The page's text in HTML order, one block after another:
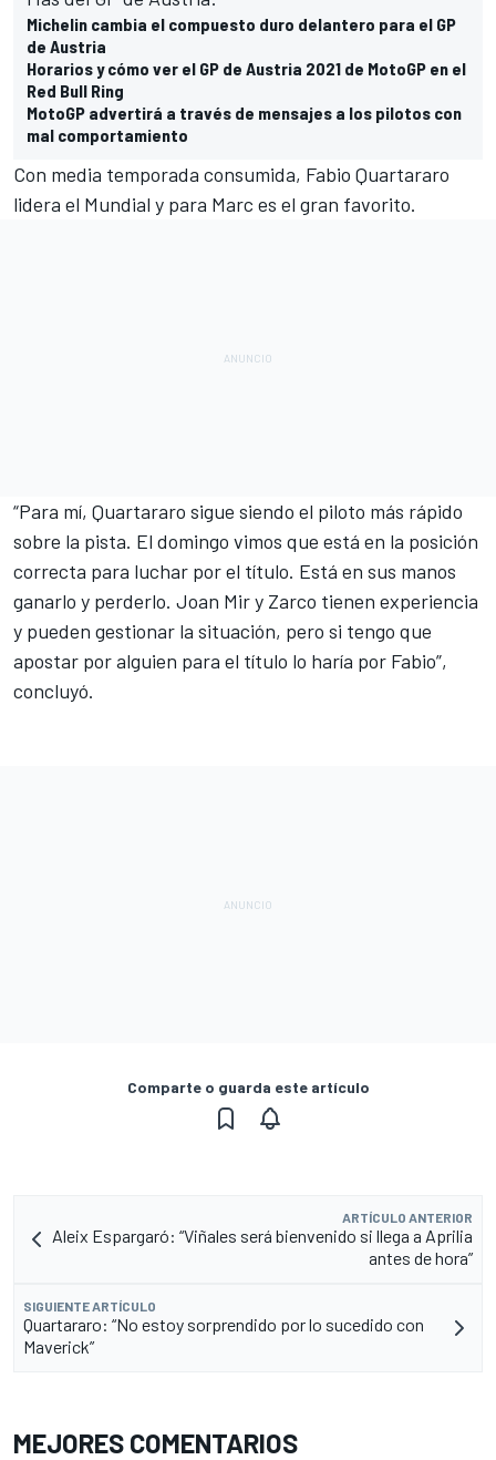
Michelin cambia el compuesto duro delantero para el GP
de Austria
Horarios y cómo ver el GP de Austria 2021 de MotoGP en el
Red Bull Ring
MotoGP advertirá a través de mensajes a los pilotos con
mal comportamiento
Con media temporada consumida, Fabio Quartararo
lidera el Mundial y para Marc es el gran favorito.
“Para mí, Quartararo sigue siendo el piloto más rápido
sobre la pista. El domingo vimos que está en la posición
correcta para luchar por el título. Está en sus manos
ganarlo y perderlo. Joan Miry Zarco tienen experiencia
y pueden gestionar la situación, pero si tengo que
apostar por alguien para el título lo haría por Fabio”,
concluyó.
Comparte o guarda este artículo
ARTÍCULO ANTERIOR
Aleix Espargaró: “Viñales será bienvenido si llega a Aprilia
antes de hora”
SIGUIENTE ARTÍCULO
Quartararo: “No estoy sorprendido por lo sucedido con
Maverick”
MEJORES COMENTARIOS